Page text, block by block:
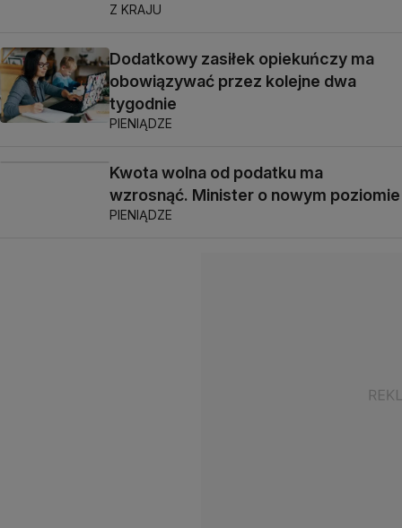
Z KRAJU
Dodatkowy zasiłek opiekuńczy ma
obowiązywać przez kolejne dwa
tygodnie
PIENIĄDZE
Kwota wolna od podatku ma
wzrosnąć. Minister o nowym poziomie
PIENIĄDZE